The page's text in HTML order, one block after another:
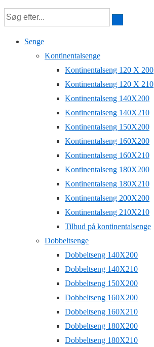
Senge
Kontinentalsenge
Kontinentalseng 120 X 200
Kontinentalseng 120 X 210
Kontinentalseng 140X200
Kontinentalseng 140X210
Kontinentalseng 150X200
Kontinentalseng 160X200
Kontinentalseng 160X210
Kontinentalseng 180X200
Kontinentalseng 180X210
Kontinentalseng 200X200
Kontinentalseng 210X210
Tilbud på kontinentalsenge
Dobbeltsenge
Dobbeltseng 140X200
Dobbeltseng 140X210
Dobbeltseng 150X200
Dobbeltseng 160X200
Dobbeltseng 160X210
Dobbeltseng 180X200
Dobbeltseng 180X210